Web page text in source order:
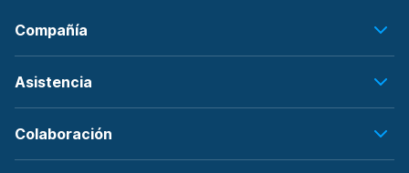
Compañía
Asistencia
Colaboración